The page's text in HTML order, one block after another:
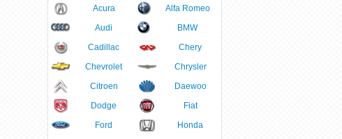
Acura
Alfa Romeo
Audi
BMW
Cadillac
Chery
Chevrolet
Chrysler
Citroen
Daewoo
Dodge
Fiat
Ford
Honda